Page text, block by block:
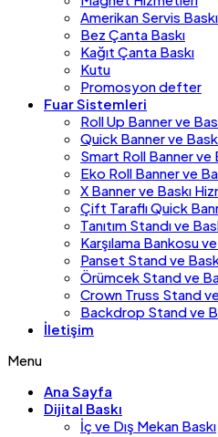
Amerikan Servis Baskı
Bez Çanta Baskı
Kağıt Çanta Baskı
Kutu
Promosyon defter
Fuar Sistemleri
Roll Up Banner ve
Quick Banner ve
Smart Roll Banner ve
Eko Roll Banner ve
X Banner ve Baskı
Çift Taraflı Quick
Tanıtım Standı ve
Karşılama Bankosu
Panset Stand ve
Örümcek Stand ve
Crown Truss Stand
Backdrop Stand ve
İletişim
Menu
Ana Sayfa
Dijital Baskı
İç ve Dış Mekan Baskı